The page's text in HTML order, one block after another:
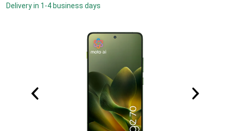
Delivery in 1-4 business days